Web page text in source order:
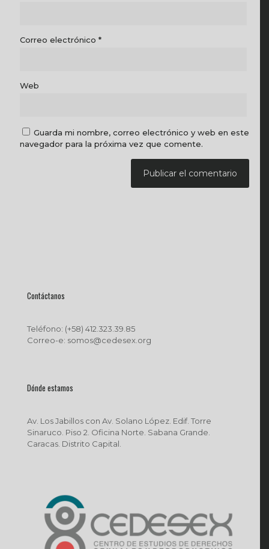
Correo electrónico *
Web
Guarda mi nombre, correo electrónico y web en este
navegador para la próxima vez que comente.
Contáctanos
Teléfono: (+58) 412.323.39.85
Correo-e: somos@cedesex.org
Dónde estamos
Av. Los Jabillos con Av. Solano López. Edif. Torre
Sinaruco. Piso 2. Oficina Norte. Sabana Grande.
Caracas. Distrito Capital.